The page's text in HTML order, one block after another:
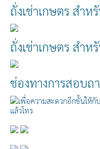
ถั่งเช่าเกษตร สำห
ถั่งเช่าเกษตร สำ
ช่องทางการสอบ